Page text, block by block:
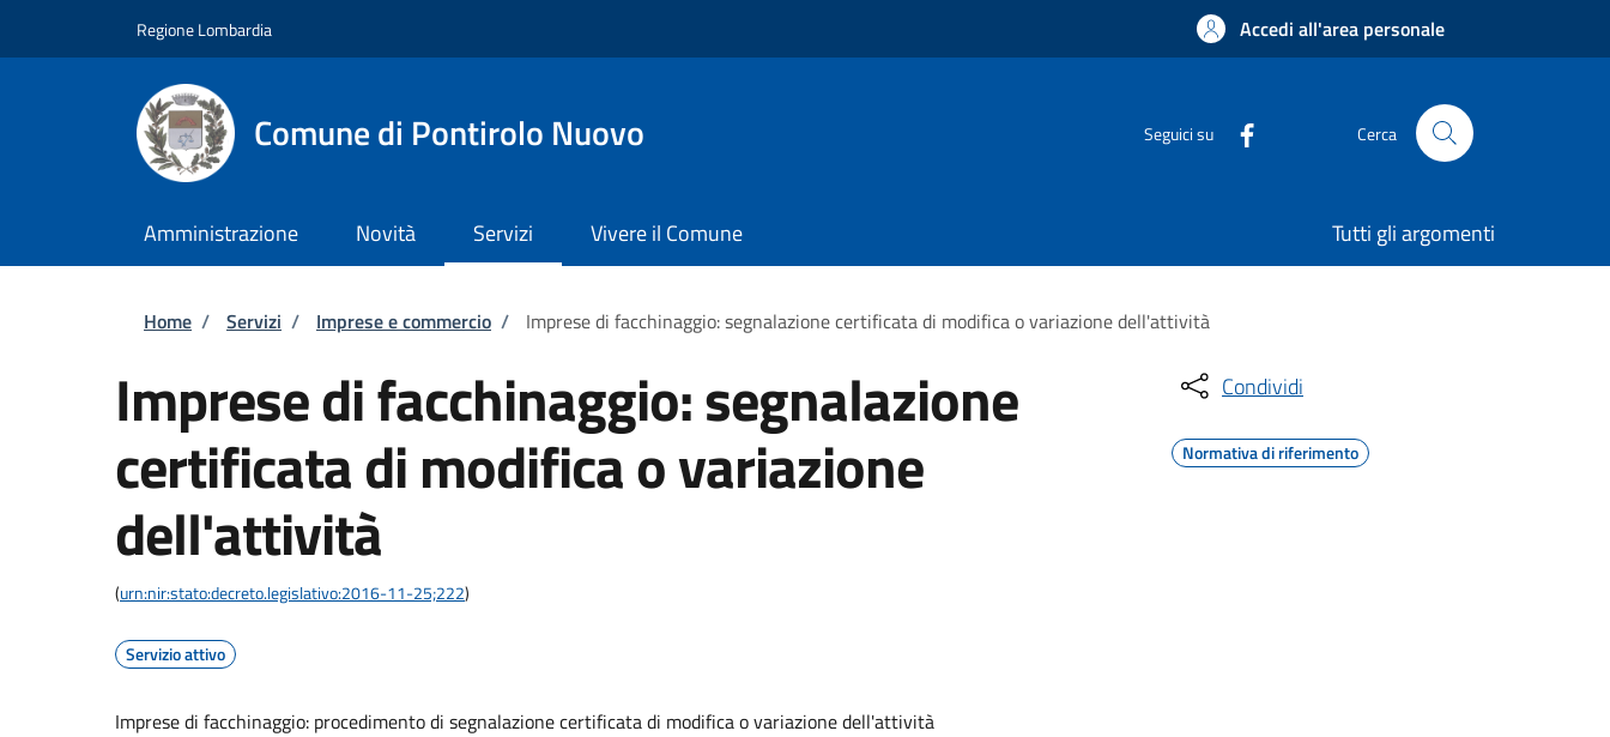
Regione Lombardia Accedi all'area personale
Comune di Pontirolo Nuovo Seguici su Cerca
Amministrazione Novità Servizi Vivere il Comune Tutti gli argomenti
Briciole di pane
Home / Servizi / Imprese e commercio / Imprese di facchinaggio: segnalazione certificata di modifica o variazione dell'attività
Imprese di facchinaggio: segnalazione
certificata di modifica o variazione
dell'attività
(urn:nir:stato:decreto.legislativo:2016-11-25;222)
Servizio attivo
Imprese di facchinaggio: procedimento di segnalazione certificata di modifica o variazione dell'attività
Condividi
Normativa di riferimento